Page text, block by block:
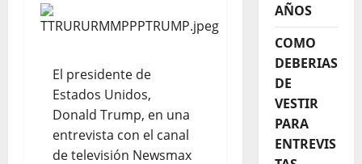
El presidente de
Estados Unidos,
Donald Trump, en una
entrevista con el canal
de televisión Newsmax
AÑOS
COMO
DEBERIAS
DE
VESTIR
PARA
ENTREVIS